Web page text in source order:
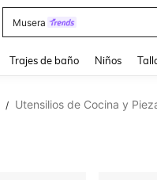
Musera
Trajes de baño Niños
/ Utensilios de Cocina y